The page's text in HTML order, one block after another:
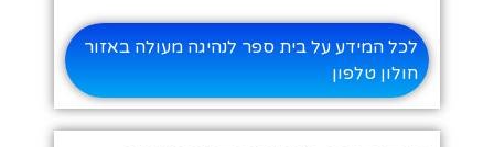
לכל המידע על בית ספר לנהיגה מעולה באזור
חולון טלפון